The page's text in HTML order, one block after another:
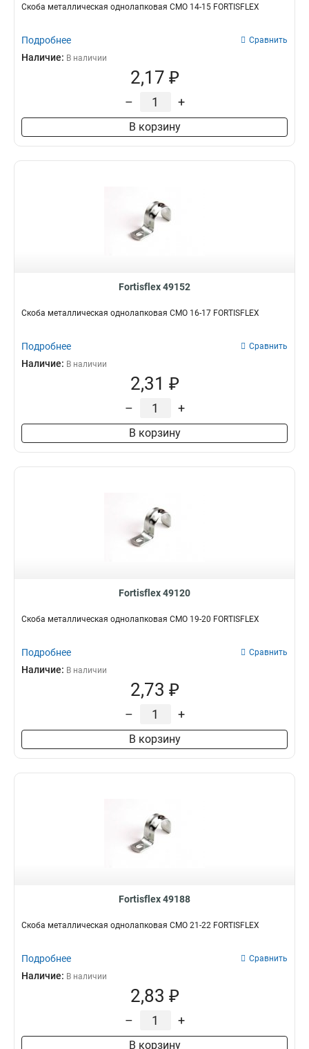
Скоба металлическая однолапковая СМО 14-15 FORTISFLEX
Подробнее Сравнить
Наличие: В наличии
2,17 ₽
– +
В корзину
Fortisflex 49152
Скоба металлическая однолапковая СМО 16-17 FORTISFLEX
Подробнее Сравнить
Наличие: В наличии
2,31 ₽
– +
В корзину
Fortisflex 49120
Скоба металлическая однолапковая СМО 19-20 FORTISFLEX
Подробнее Сравнить
Наличие: В наличии
2,73 ₽
– +
В корзину
Fortisflex 49188
Скоба металлическая однолапковая СМО 21-22 FORTISFLEX
Подробнее Сравнить
Наличие: В наличии
2,83 ₽
– +
В корзину